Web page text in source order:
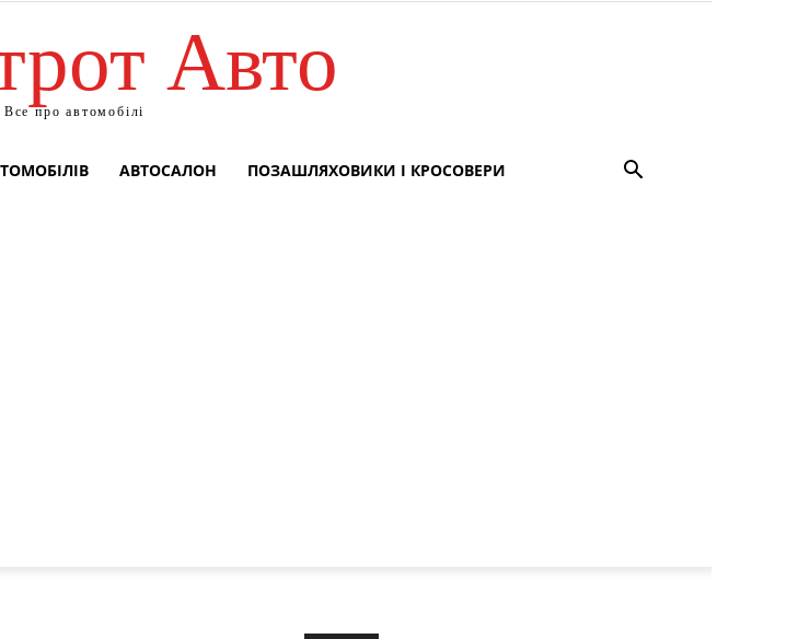
Авто
Все про автомобілі
АВТОСАЛОН ПОЗАШЛЯХОВИКИ І КРОСОВЕРИ